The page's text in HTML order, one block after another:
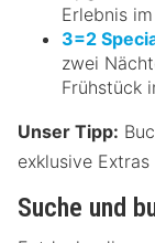
Erlebnis
3=2
zwei
Frühstück
Unser Tipp:
exklusive
Suche und